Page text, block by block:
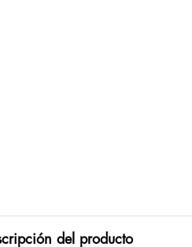
del producto